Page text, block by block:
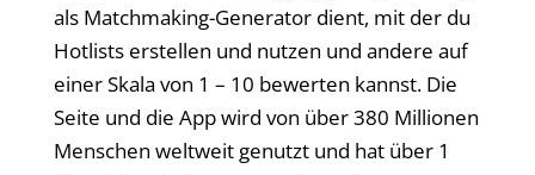
als Matchmaking-Generator dient, mit der du
Hotlists erstellen und nutzen und andere auf
einer Skala von 1 – 10 bewerten kannst. Die
Seite und die App wird von über 380 Millionen
Menschen weltweit genutzt und hat über 1